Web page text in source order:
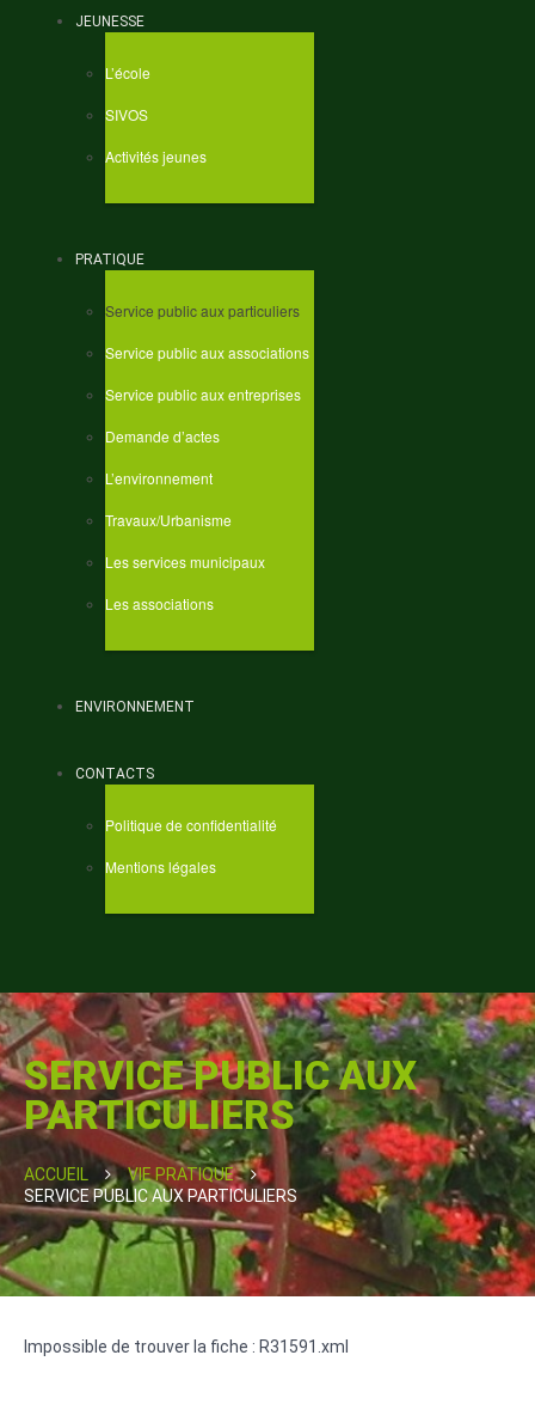
JEUNESSE
L’école
SIVOS
Activités jeunes
PRATIQUE
Service public aux particuliers
Service public aux associations
Service public aux entreprises
Demande d’actes
L’environnement
Travaux/Urbanisme
Les services municipaux
Les associations
ENVIRONNEMENT
CONTACTS
Politique de confidentialité
Mentions légales
SERVICE PUBLIC AUX
PARTICULIERS
ACCUEIL
VIE PRATIQUE
SERVICE PUBLIC AUX PARTICULIERS
Impossible de trouver la fiche : R31591.xml